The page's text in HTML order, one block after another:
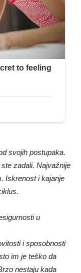
svojih postupaka.
zadali. Najvažnije
Iskrenost i kajanje
u
i sposobnosti
im je teško da
nestaju kada